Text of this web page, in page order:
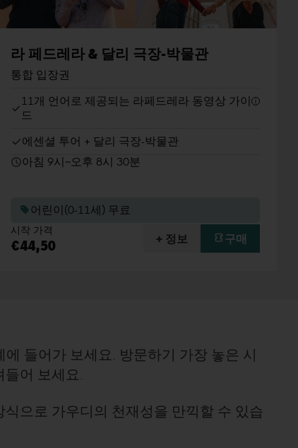
라 페드레라 & 달리 극장-박물관
통합 입장권
11개 언어로 제공되는 라페드레라 동영상 가이
드
에센셜 투어 + 달리 극장-박물관
아침 9시~오후 8시 30분
어린이(0-11세) 무료
시작 가격
€44,50 + 정보 구매
들어가 보세요. 방문하기 가장 놓은 시
어 보세요.
으로 가우디의 천재성을 만끽할 수 있습